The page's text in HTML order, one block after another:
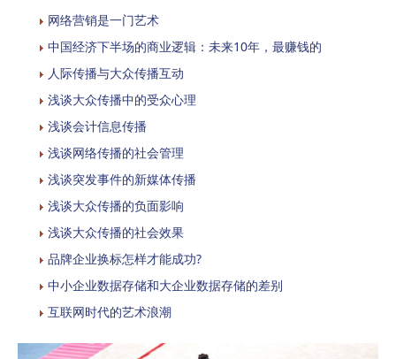
网络营销是一门艺术
中国经济下半场的商业逻辑：未来10年，最赚钱的
人际传播与大众传播互动
浅谈大众传播中的受众心理
浅谈会计信息传播
浅谈网络传播的社会管理
浅谈突发事件的新媒体传播
浅谈大众传播的负面影响
浅谈大众传播的社会效果
品牌企业换标怎样才能成功?
中小企业数据存储和大企业数据存储的差别
互联网时代的艺术浪潮